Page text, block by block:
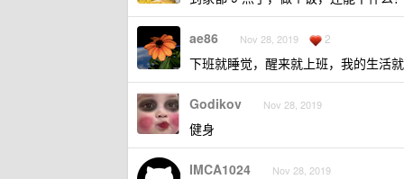
ae86 Nov 28, 2019 2
下班就睡觉，醒来就上班，我的生活
Godikov Nov 28, 2019
健身
IMCA1024 Nov 28, 2019